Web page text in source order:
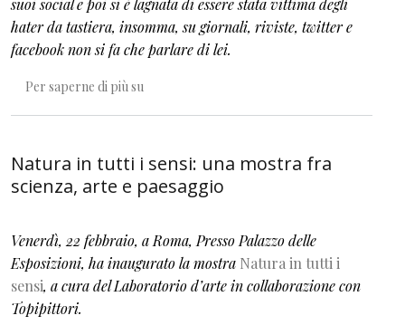
suoi social e poi si è lagnata di essere stata vittima degli
hater da tastiera, insomma, su giornali, riviste, twitter e
facebook non si fa che parlare di lei.
Per saperne di più su
Natura in tutti i sensi: una mostra fra
scienza, arte e paesaggio
Venerdì, 22 febbraio, a Roma, Presso Palazzo delle
Esposizioni, ha inaugurato la mostra Natura in tutti i
sensi, a cura del Laboratorio d’arte in collaborazione con
Topipittori.